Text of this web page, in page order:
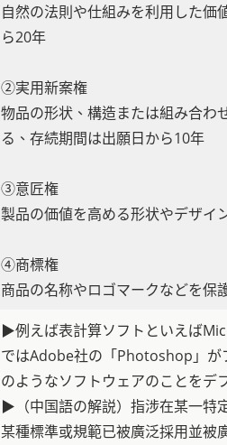
自然の法則や仕組みを利用した価
ら20年
②実用新案権
物品の形状、構造または組み合わ
る、存続期間は出願日から10年
③意匠権
製品の価値を高める形状やデザイ
④商標権
商品の名称やロゴマークなどを保
▶例えば表計算ソフトといえば
ではAdobe社の「Photoshop」が
のようなソフトウェアのことをデ
▶（中国語の解説）指涉在某一特
某種標準或規範已被廣泛採用並被